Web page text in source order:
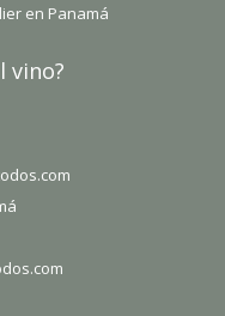
en Panamá
vino?